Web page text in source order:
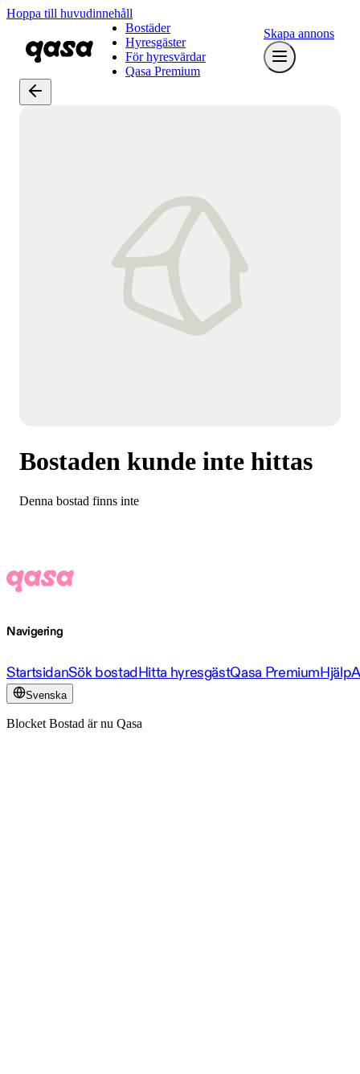
Hoppa till huvudinnehåll
Bostäder
Hyresgäster
För hyresvärdar
Qasa Premium
Skapa annons
Bostaden kunde inte hittas
Denna bostad finns inte
Navigering
StartsidanSök bostadHitta hyresgästQasa PremiumHjälp
Svenska
Blocket Bostad är nu Qasa